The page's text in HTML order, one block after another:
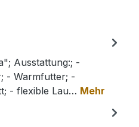
Ausstattung:; -
- Warmfutter; -
- flexible Lau… Mehr